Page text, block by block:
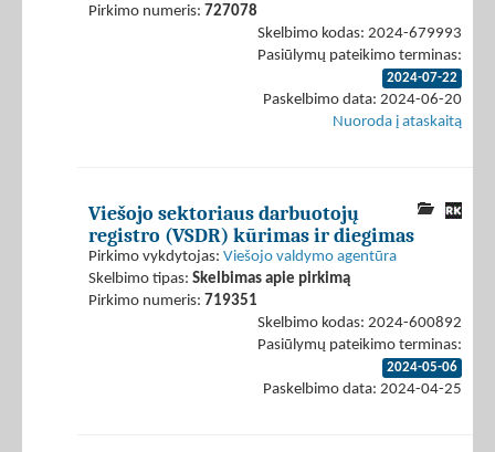
Pirkimo numeris: 727078
Skelbimo kodas: 2024-679993
Pasiūlymų pateikimo terminas:
2024-07-22
Paskelbimo data: 2024-06-20
Nuoroda į ataskaitą
Viešojo sektoriaus darbuotojų
registro (VSDR) kūrimas ir diegimas
Pirkimo vykdytojas: Viešojo valdymo agentūra
Skelbimo tipas: Skelbimas apie pirkimą
Pirkimo numeris: 719351
Skelbimo kodas: 2024-600892
Pasiūlymų pateikimo terminas:
2024-05-06
Paskelbimo data: 2024-04-25